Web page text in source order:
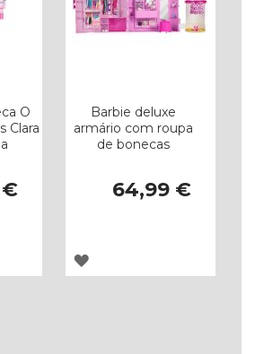
O
Clara
€
Barbie deluxe
armário com roupa
de bonecas
64,99 €
ADICIONAR